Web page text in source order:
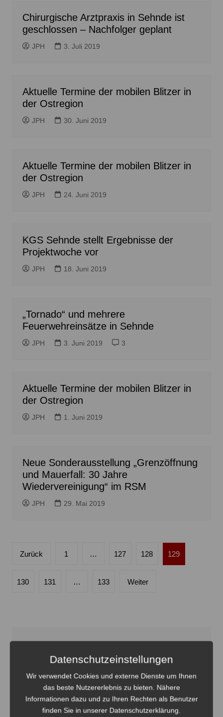
Chirurgische Arztpraxis in Sehnde ist
geschlossen – Nachfolger geplant
JPH 3. Juli 2019
Aktuelle Termine der mobilen Blitzer in
der Ostregion
JPH 30. Juni 2019
Aktuelle Termine der mobilen Blitzer in
der Ostregion
JPH 24. Juni 2019
KGS Sehnde stellt Ergebnisse der
Projektwoche vor
JPH 18. Juni 2019
„Tornado“ und mehrere
Feuerwehreinsätze in Sehnde
JPH 3. Juni 2019 3
Aktuelle Termine der mobilen Blitzer in
der Ostregion
JPH 1. Juni 2019
Neue Sonderausstellung „Grenzöffnung
und Mauerfall: 30 Jahre
Wiedervereinigung“ im RSM
JPH 29. Mai 2019
Seitennummerierung
Beiträge
Zurück 1 … 127 128 129
130 131 … 133 Weiter
Datenschutzeinstellungen
Wir verwendet Cookies und externe Dienste um Ihnen
das beste Nutzererlebnis zu bieten. Nähere
Informationen dazu und zu Ihren Rechten als Benutzer
finden Sie in unserer Datenschutzerklärung.